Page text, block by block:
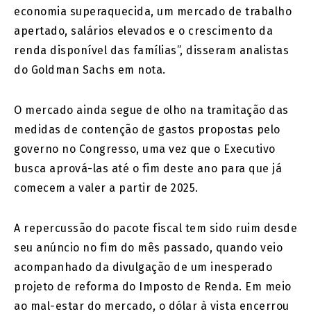
economia superaquecida, um mercado de trabalho
apertado, salários elevados e o crescimento da
renda disponível das famílias”, disseram analistas
do Goldman Sachs em nota.
O mercado ainda segue de olho na tramitação das
medidas de contenção de gastos propostas pelo
governo no Congresso, uma vez que o Executivo
busca aprová-las até o fim deste ano para que já
comecem a valer a partir de 2025.
A repercussão do pacote fiscal tem sido ruim desde
seu anúncio no fim do mês passado, quando veio
acompanhado da divulgação de um inesperado
projeto de reforma do Imposto de Renda. Em meio
ao mal-estar do mercado, o dólar à vista encerrou